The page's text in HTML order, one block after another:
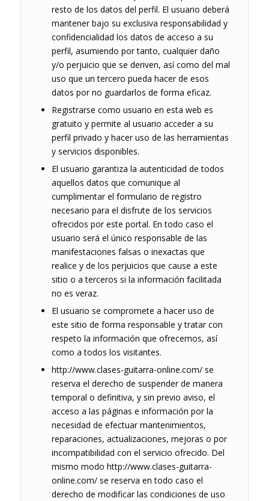
resto de los datos del perfil. El usuario deberá
mantener bajo su exclusiva responsabilidad y
confidencialidad los datos de acceso a su
perfil, asumiendo por tanto, cualquier daño
y/o perjuicio que se deriven, así como del mal
uso que un tercero pueda hacer de esos
datos por no guardarlos de forma eficaz.
Registrarse como usuario en esta web es
gratuito y permite al usuario acceder a su
perfil privado y hacer uso de las herramientas
y servicios disponibles.
El usuario garantiza la autenticidad de todos
aquellos datos que comunique al
cumplimentar el formulario de registro
necesario para el disfrute de los servicios
ofrecidos por este portal. En todo caso el
usuario será el único responsable de las
manifestaciones falsas o inexactas que
realice y de los perjuicios que cause a este
sitio o a terceros si la información facilitada
no es veraz.
El usuario se compromete a hacer uso de
este sitio de forma responsable y tratar con
respeto la información que ofrecemos, así
como a todos los visitantes.
http://www.clases-guitarra-online.com/ se
reserva el derecho de suspender de manera
temporal o definitiva, y sin previo aviso, el
acceso a las páginas e información por la
necesidad de efectuar mantenimientos,
reparaciones, actualizaciones, mejoras o por
incompatibilidad con el servicio ofrecido. Del
mismo modo http://www.clases-guitarra-
online.com/ se reserva en todo caso el
derecho de modificar las condiciones de uso